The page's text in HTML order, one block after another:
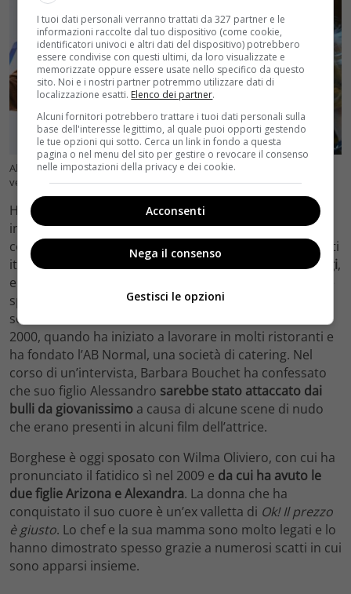
Alessandro Borghese con la mamma Barbara Bouchet (foto: Ansa)
velvetcinema.it
Ha poi iniziato a lavorare sulle navi da crociera e ha
imparato i primi segreti culinari, lavorando in primis
come lavapiatti e poi come sous-chef in alcuni ristoranti
italiani.
Borghese si è inoltre trasferito a Londra e Parigi,
e si è formato in Italia come sommelier: dopodiché, si è
spostato a New York dove ha lavorato come cuoco e
sommelier. Il suo ritorno in Italia è invece avvenuto nel
2000, quando ha iniziato a lavorare in molti ristoranti e
ha fondato l’AB Normal, una società di catering. Nel
corso di un’intervista, Barbara Bouchet ha confessato
che suo figlio Alessandro sarebbe stato attaccato dai
bulli da giovanissimo a causa di alcune scene di nudo
che erano presenti in alcuni film dell’attrice.
Borghese è oggi sposato con Wilma Oliviero, con cui ha
pronunciato il fatidico sì nel 2009 e da cui ha avuto le
due figlie Arizona e Alexandra. La donna che ha
conquistato il suo cuore è un’ex valletta di Ok! Il prezzo
è giusto. Lo chef e la sua mamma sono molto legati e lo
hanno dimostrato spesso grazie a numerosi scatti in cui
sono apparsi insieme.
I tuoi dati personali verranno trattati da 327 partner e le
informazioni raccolte dal tuo dispositivo (come cookie,
identificatori univoci e altri dati del dispositivo) potrebbero
essere condivise con questi ultimi, da loro visualizzate e
memorizzate oppure essere usate nello specifico da questo
sito. Noi e i nostri partner potremmo utilizzare dati di
localizzazione esatti. Elenco dei partner.
Alcuni fornitori potrebbero trattare i tuoi dati personali sulla
base dell'interesse legittimo, al quale puoi opporti gestendo
le tue opzioni qui sotto. Cerca un link in fondo a questa
pagina o nel menu del sito per gestire o revocare il consenso
nelle impostazioni della privacy e dei cookie.
Acconsenti
Nega il consenso
Gestisci le opzioni